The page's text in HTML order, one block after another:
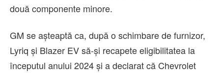
două componente minore.
GM se aşteaptă ca, după o schimbare de furnizor,
Lyriq şi Blazer EV să-şi recapete eligibilitatea la
începutul anului 2024 şi a declarat că Chevrolet